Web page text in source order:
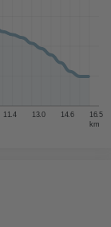
11.4 13.0 14.6
16.5
km